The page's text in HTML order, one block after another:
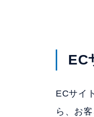
EC
ECサイ
ら、お